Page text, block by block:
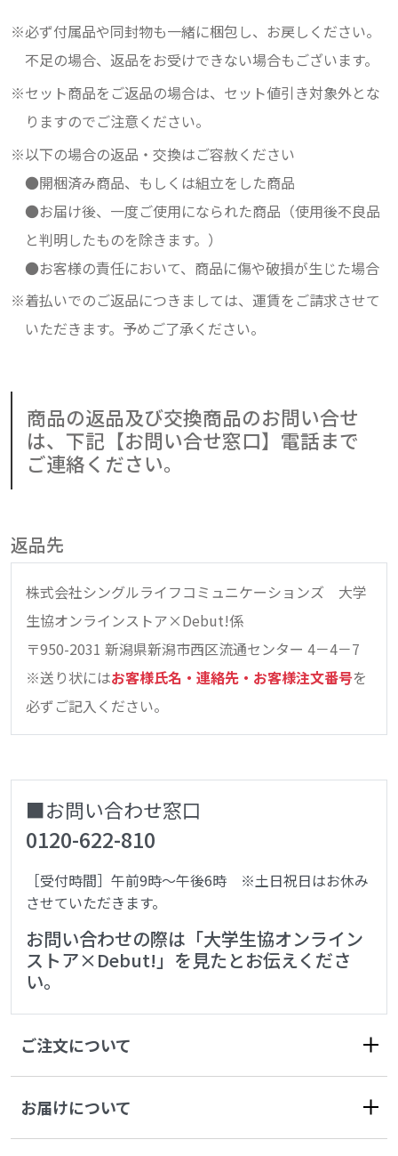
必ず付属品や同封物も一緒に梱包し、お戻しください。
不足の場合、返品をお受けできない場合もございます。
セット商品をご返品の場合は、セット値引き対象外とな
りますのでご注意ください。
以下の場合の返品・交換はご容赦ください
●開梱済み商品、もしくは組立をした商品
●お届け後、一度ご使用になられた商品（使用後不良品
と判明したものを除きます。）
●お客様の責任において、商品に傷や破損が生じた場合
着払いでのご返品につきましては、運賃をご請求させて
いただきます。予めご了承ください。
商品の返品及び交換商品のお問い合せ
は、下記【お問い合せ窓口】電話まで
ご連絡ください。
返品先
株式会社シングルライフコミュニケーションズ 大学
生協オンラインストア×Debut!係
〒950-2031 新潟県新潟市西区流通センター 4－4－7
※送り状にはお客様氏名・連絡先・お客様注文番号を
必ずご記入ください。
■お問い合わせ窓口
0120-622-810
［受付時間］午前9時～午後6時 ※土日祝日はお休み
させていただきます。
お問い合わせの際は「大学生協オンライン
ストア×Debut!」を見たとお伝えくださ
い。
ご注文について
お届けについて